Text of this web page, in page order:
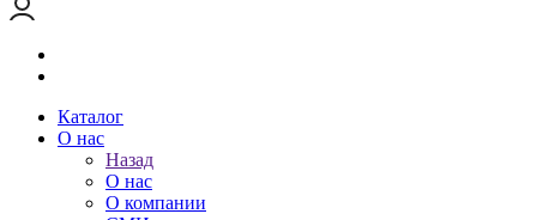
Каталог
О нас
Назад
О нас
О компании